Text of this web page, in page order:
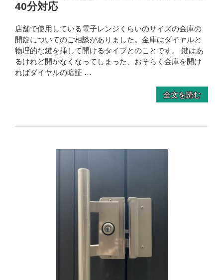
40分対応
店舗で使用している電子レンジくらいのサイズの金庫の
開錠についてのご相談がありました。金庫はダイヤルと
物理的な鍵を挿して開けるタイプとのことです。 鍵はあ
るけれど開かなくなってしまった、おそらく金庫を開け
ればダイヤルの暗証 …
全文を読む